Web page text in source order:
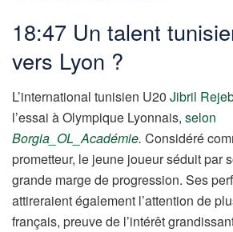
18:47 Un talent
vers Lyon ?
L’international tunisien U20 Jibril
l’essai à Olympique Lyonnais, selon
Borgia_OL_Académie. Considéré
prometteur, le jeune joueur séduit par
grande marge de progression. Ses
attireraient également l’attention de
français, preuve de l’intérêt